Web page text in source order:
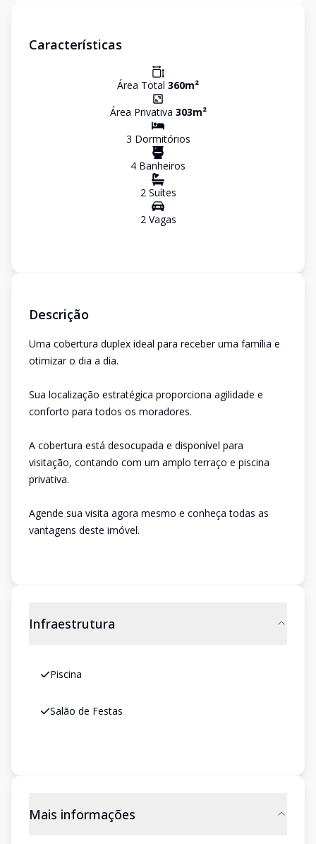
Características
Área Total 360m²
Área Privativa 303m²
3 Dormitórios
4 Banheiros
2Suítes
2Vagas
Descrição
Uma cobertura duplex ideal para receber uma família e
otimizar o dia a dia.
Sua localização estratégica proporciona agilidade e
conforto para todos os moradores.
A cobertura está desocupada e disponível para
visitação, contando com um amplo terraço e piscina
privativa.
Agende sua visita agora mesmo e conheça todas as
vantagens deste imóvel.
Infraestrutura
Piscina
Salão de Festas
Mais informações